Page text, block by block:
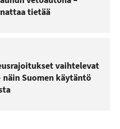
tietää
vaihtelevat
näin Suomen käytäntö